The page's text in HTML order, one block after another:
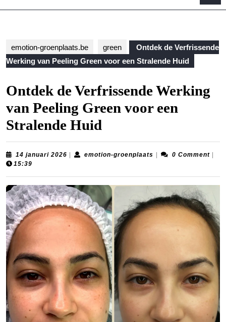
emotion-groenplaats.be green
Ontdek de Verfrissende
Werking van Peeling Green voor een Stralende Huid
Ontdek de Verfrissende Werking
van Peeling Green voor een
Stralende Huid
14 januari 2026 14
emotion-groenplaats emotion-0 Comment
15:39